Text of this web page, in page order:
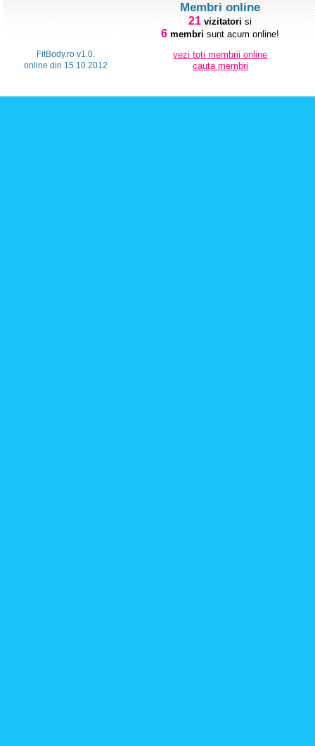
FitBody.ro v1.0.
online din 15.10.2012
Membri online
21 vizitatori si
6 membri sunt acum online!
vezi toti membrii online
cauta membri